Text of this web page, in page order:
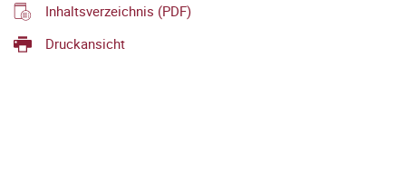
Inhaltsverzeichnis (PDF)
Druckansicht